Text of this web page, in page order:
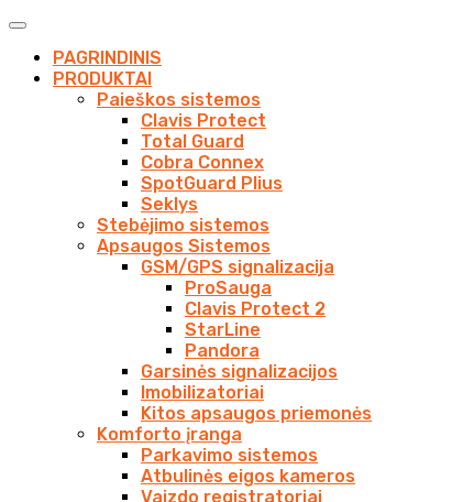
PAGRINDINIS
PRODUKTAI
Paieškos sistemos
Clavis Protect
Total Guard
Cobra Connex
SpotGuard Plius
Seklys
Stebėjimo sistemos
Apsaugos Sistemos
GSM/GPS signalizacija
ProSauga
Clavis Protect 2
StarLine
Pandora
Garsinės signalizacijos
Imobilizatoriai
Kitos apsaugos priemonės
Komforto įranga
Parkavimo sistemos
Atbulinės eigos kameros
Vaizdo registratoriai